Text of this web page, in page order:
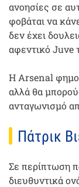
ανοησίες σε
φοβάται να
δεν έχει
αφεντικό Juve
Η Arsenal
αλλά θα
ανταγωνισμό
Πάτρικ
Σε περίπτωση
διευθυντικά